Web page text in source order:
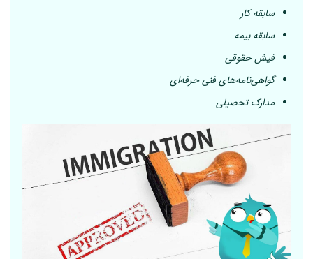
سابقه کار
سابقه بیمه
فیش حقوقی
گواهی‌نامه‌های فنی حرفه‌ای
مدارک تحصیلی